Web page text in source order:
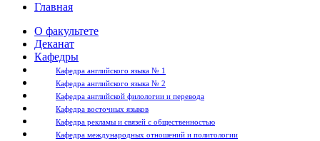
Главная
О факультете
Деканат
Кафедры
Кафедра английского языка № 1
Кафедра английского языка № 2
Кафедра английской филологии и перевода
Кафедра восточных языков
Кафедра рекламы и связей с общественностью
Кафедра международных отношений и политологии